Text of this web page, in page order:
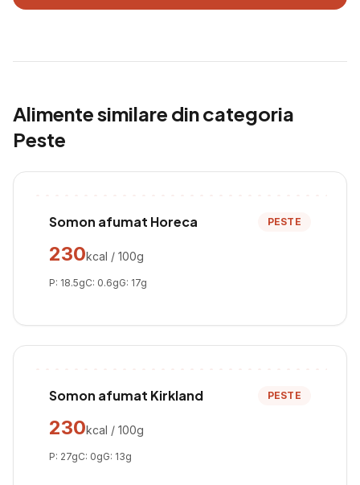
Alimente similare din categoria
Peste
Somon afumat Horeca PESTE
230kcal / 100g
P: 18.5gC: 0.6gG: 17g
Somon afumat Kirkland PESTE
230kcal / 100g
P: 27gC: 0gG: 13g